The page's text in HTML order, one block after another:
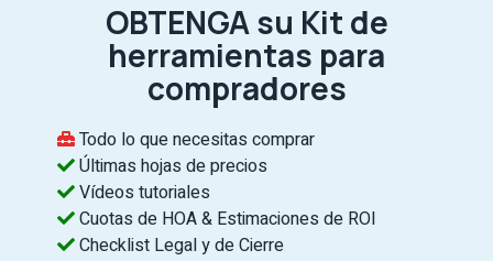
OBTENGA su Kit de
herramientas para
compradores
Todo lo que necesitas comprar
Últimas hojas de precios
Vídeos tutoriales
Cuotas de HOA & Estimaciones de ROI
Checklist Legal y de Cierre